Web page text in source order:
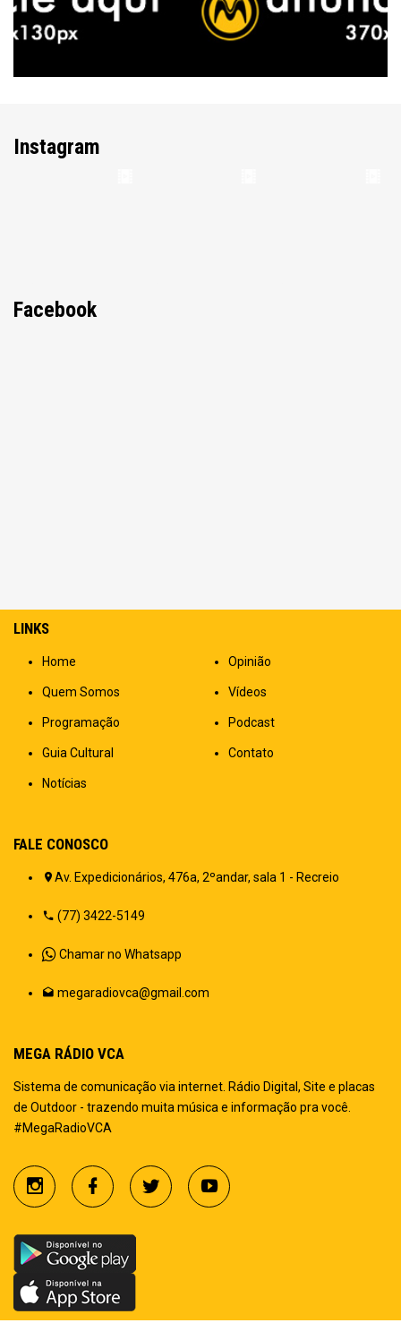
Instagram
Facebook
LINKS
Home
Quem Somos
Programação
Guia Cultural
Notícias
Opinião
Vídeos
Podcast
Contato
FALE CONOSCO
Av. Expedicionários, 476a, 2ºandar, sala 1 - Recreio
(77) 3422-5149
Chamar no Whatsapp
megaradiovca@gmail.com
MEGA RÁDIO VCA
Sistema de comunicação via internet. Rádio Digital, Site e placas
de Outdoor - trazendo muita música e informação pra você.
#MegaRadioVCA